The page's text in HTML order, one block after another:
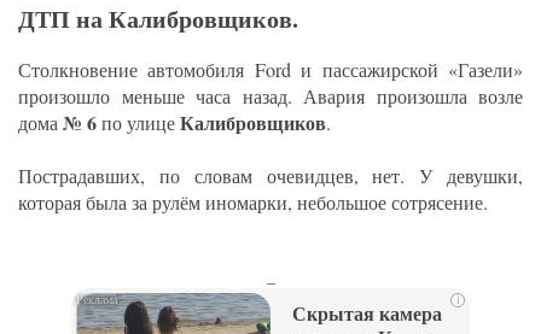
ДТП на Калибровщиков.
Столкновение автомобиля Ford и пассажирской «Газели»
произошло меньше часа назад. Авария произошла возле
дома № 6по улицеКалибровщиков.
Пострадавших, по словам очевидцев, нет. У девушки,
которая была за рулём иномарки, небольшое сотрясение.
i
Скрытая камера